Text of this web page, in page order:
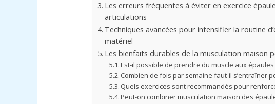
Les erreurs fréquentes à éviter en exercice
articulations
Techniques avancées pour intensifier la routine
matériel
Les bienfaits durables de la musculation maison
Est-il possible de prendre du muscle aux
Combien de fois par semaine faut-il s’entraîner
Quels exercices sont recommandés pour
Peut-on combiner musculation maison des